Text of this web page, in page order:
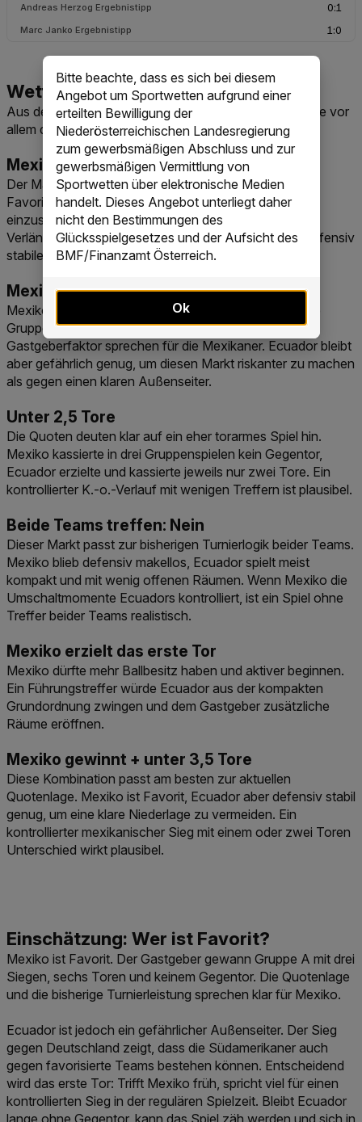
Bitte beachte, dass es sich bei diesem
Angebot um Sportwetten aufgrund einer
erteilten Bewilligung der
Niederösterreichischen Landesregierung
zum gewerbsmäßigen Abschluss und zur
gewerbsmäßigen Vermittlung von
Sportwetten über elektronische Medien
handelt. Dieses Angebot unterliegt daher
nicht den Bestimmungen des
Glücksspielgesetzes und der Aufsicht des
BMF/Finanzamt Österreich.
Ok
Aus den aktuellen Quoten ergeben sich für deine Wette vor
allem diese Märkte:
Mexiko setzt sich durch
Der Markt auf das Weiterkommen ist der naheliegende
Favoritenmarkt. Mexiko ist laut Quoten stärker
einzuschätzen und deckt mit diesem Markt auch
Verlängerung oder Elfmeterschießen ab. Gegen ein defensiv
stabiles Ecuador ist diese Absicherung relevant.
Mexiko gewinnt
Mexiko ist auch nach 90 Minuten Favorit. Die perfekte
Gruppenphase, die starke Defensive und der
Gastgeberfaktor sprechen für die Mexikaner. Ecuador bleibt
aber gefährlich genug, um diesen Markt riskanter zu machen
als gegen einen klaren Außenseiter.
Unter 2,5 Tore
Die Quoten deuten klar auf ein eher torarmes Spiel hin.
Mexiko kassierte in drei Gruppenspielen kein Gegentor,
Ecuador erzielte und kassierte jeweils nur zwei Tore. Ein
kontrollierter K.-o.-Verlauf mit wenigen Treffern ist plausibel.
Beide Teams treffen: Nein
Dieser Markt passt zur bisherigen Turnierlogik beider Teams.
Mexiko blieb defensiv makellos, Ecuador spielt meist
kompakt und mit wenig offenen Räumen. Wenn Mexiko die
Umschaltmomente Ecuadors kontrolliert, ist ein Spiel ohne
Treffer beider Teams realistisch.
Mexiko erzielt das erste Tor
Mexiko dürfte mehr Ballbesitz haben und aktiver beginnen.
Ein Führungstreffer würde Ecuador aus der kompakten
Grundordnung zwingen und dem Gastgeber zusätzliche
Räume eröffnen.
Mexiko gewinnt + unter 3,5 Tore
Diese Kombination passt am besten zur aktuellen
Quotenlage. Mexiko ist Favorit, Ecuador aber defensiv stabil
genug, um eine klare Niederlage zu vermeiden. Ein
kontrollierter mexikanischer Sieg mit einem oder zwei Toren
Unterschied wirkt plausibel.
Mexiko ist Favorit. Der Gastgeber gewann Gruppe A mit drei
Siegen, sechs Toren und keinem Gegentor. Die Quotenlage
und die bisherige Turnierleistung sprechen klar für Mexiko.
Ecuador ist jedoch ein gefährlicher Außenseiter. Der Sieg
gegen Deutschland zeigt, dass die Südamerikaner auch
gegen favorisierte Teams bestehen können. Entscheidend
wird das erste Tor: Trifft Mexiko früh, spricht viel für einen
kontrollierten Sieg in der regulären Spielzeit. Bleibt Ecuador
lange ohne Gegentor, kann das Spiel zäh werden und sich in